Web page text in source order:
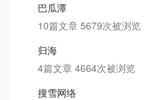
巴瓜潭
10篇文章 5679次被浏览
归海
4篇文章 4664次被浏览
搜雪网络